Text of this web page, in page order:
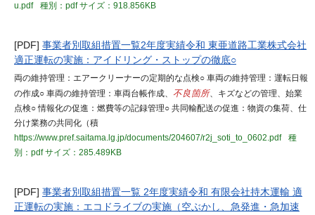
u.pdf
種別：pdfサイズ：918.856KB
[PDF] 事業者別取組措置一覧2年度実績令和 東亜道路工業株式会社
適正運転の実施：アイドリング・ストップの徹底○
両の維持管理：エアークリーナーの定期的な点検○ 車両の維持管理：運転日報
の作成○ 車両の維持管理：車両台帳作成、 不良箇所、キズなどの管理、始業
点検○ 情報化の促進：燃費等の記録管理○ 共同輸配送の促進：物資の集荷、仕
分け業務の共同化（積
https://www.pref.saitama.lg.jp/documents/204607/r2j_soti_to_0602.pdf
種
別：pdfサイズ：285.489KB
[PDF] 事業者別取組措置一覧 2年度実績令和 有限会社持木運輸 適
正運転の実施：エコドライブの実施（空ぶかし、急発進・急加速